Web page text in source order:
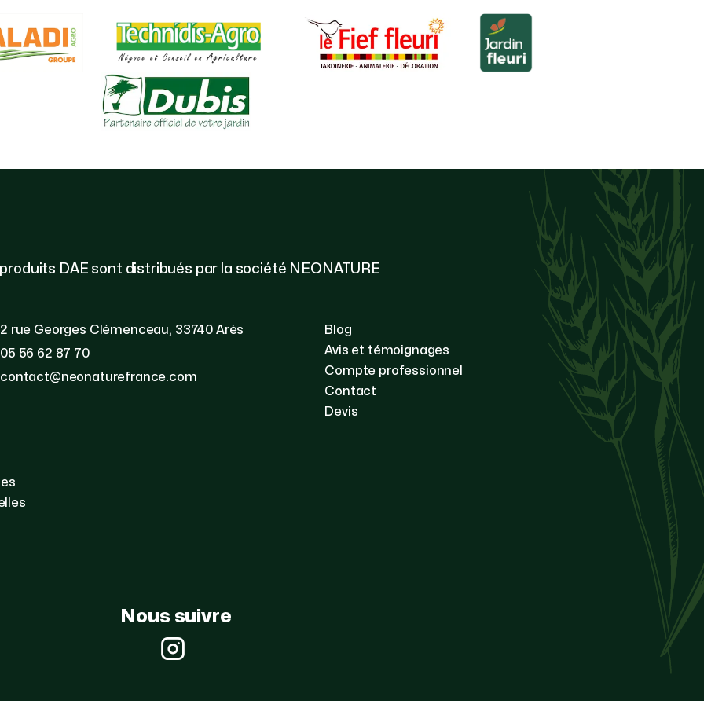
DAE sont distribués par la société NEONATURE
2 rue Georges Clémenceau, 33740 Arès
05 56 62 87 70
contact@neonaturefrance.com
Blog
Avis et témoignages
Compte professionnel
Contact
Devis
Nous suivre
Instagram